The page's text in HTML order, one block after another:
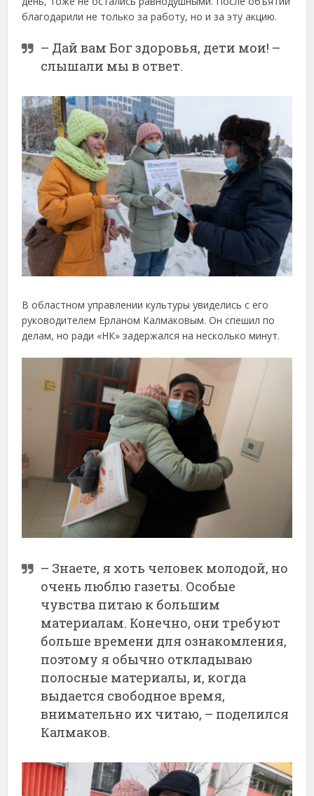
благодарили не только за работу, но и за эту акцию.
– Дай вам Бог здоровья, дети мои! –
слышали мы в ответ.
В областном управлении культуры увиделись с его
руководителем Ерланом Калмаковым. Он спешил по
делам, но ради «НК» задержался на несколько минут.
– Знаете, я хоть человек молодой, но
очень люблю газеты. Особые
чувства питаю к большим
материалам. Конечно, они требуют
больше времени для ознакомления,
поэтому я обычно откладываю
полосные материалы, и, когда
выдается свободное время,
внимательно их читаю, – поделился
Калмаков.